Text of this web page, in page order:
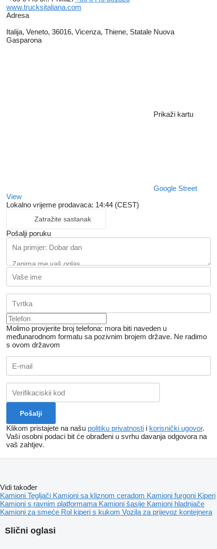
www.trucksitaliana.com
Adresa
Italija, Veneto, 36016, Vicenza, Thiene, Statale Nuova
Gasparona
Prikaži kartu
Google Street
View
Lokalno vrijeme prodavaca: 14:44 (CEST)
Zatražite sastanak
Pošalji poruku
Molimo provjerite broj telefona: mora biti naveden u
međunarodnom formatu sa pozivnim brojem države. Ne radimo
s ovom državom
Klikom pristajete na našu politiku privatnosti i korisnički ugovor.
Vaši osobni podaci bit će obrađeni u svrhu davanja odgovora na
vaš zahtjev.
Slični oglasi
Vidi također
Kamioni Tegljači Kamioni sa kliznom ceradom Kamioni furgoni Kiperi
Kamioni s ravnim platformama Kamioni šasije Kamioni hladnjače
Kamioni za smeće Rol kiperi s kukom Vozila za prijevoz kontejnera